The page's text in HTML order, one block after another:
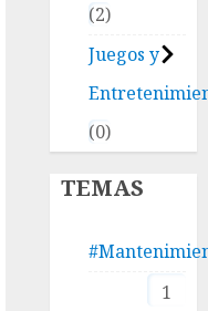
2
Juegos y
0
TEMAS
1